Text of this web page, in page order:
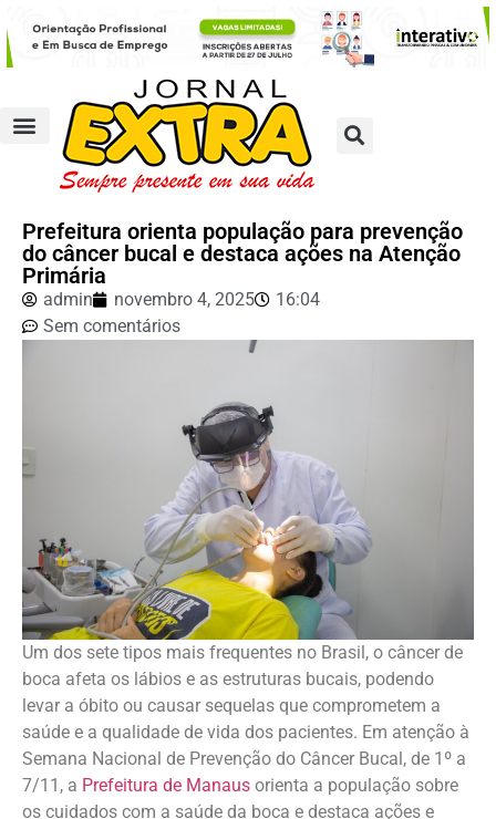
Prefeitura orienta população para prevenção
do câncer bucal e destaca ações na Atenção
Primária
admin novembro 4, 2025
16:04
Sem comentários
Um dos sete tipos mais frequentes no Brasil, o câncer de
boca afeta os lábios e as estruturas bucais, podendo
levar a óbito ou causar sequelas que comprometem a
saúde e a qualidade de vida dos pacientes. Em atenção à
Semana Nacional de Prevenção do Câncer Bucal, de 1º a
7/11, a Prefeitura de Manaus orienta a população sobre
os cuidados com a saúde da boca e destaca ações e